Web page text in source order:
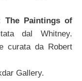
The Paintings of
dal Whitney.
curata da Robert
Gallery.